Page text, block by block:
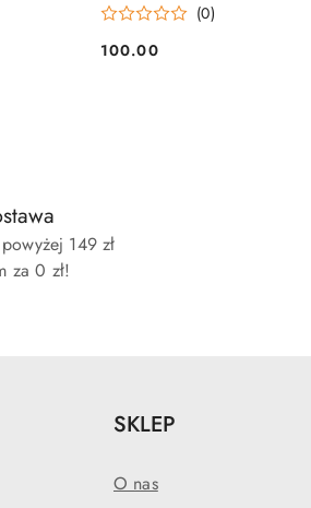
(0)
Cena:
100.00
149 zł
za 0 zł!
SKLEP
O nas